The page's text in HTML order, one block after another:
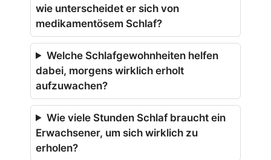
wie unterscheidet er sich von
medikamentösem Schlaf?
Welche Schlafgewohnheiten helfen
dabei, morgens wirklich erholt
aufzuwachen?
Wie viele Stunden Schlaf braucht ein
Erwachsener, um sich wirklich zu
erholen?